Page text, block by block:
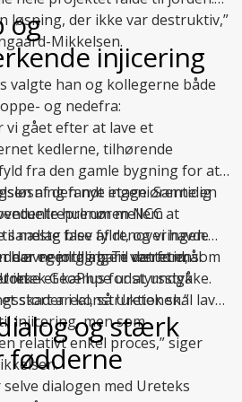
løsning, der ikke var destruktiv,”
Mikkelsen.
og
injicering
valgte han og kollegerne både
og nedefra:
vi gået efter at lave et
kedlerne, tilhørende
fra den gamle bygning for at
af den nye etage. Samtidig
hulrum mellem
sandlag blev fyldt, og vi havde
øvre jordlag. Til det formål
GeoPlus for at undgå
i konstruktionen.”
fandt ingeniørerne en
NCC at
næste fase af renoveringen.
der nemlig ingen ventetid, som
har egentlig bare været en
ikke et kæmpe udstyrsstykke.
stort areal, så Uretek skal lave
injicering, men som
relativt enkel proces,” siger
og stærk
fødderne
dialogen med Ureteks